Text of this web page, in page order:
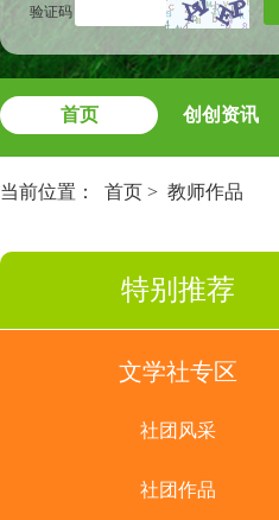
验证码
首页 创创资讯
当前位置： 首页 > 教师作品
特别推荐
文学社专区
社团风采
社团作品